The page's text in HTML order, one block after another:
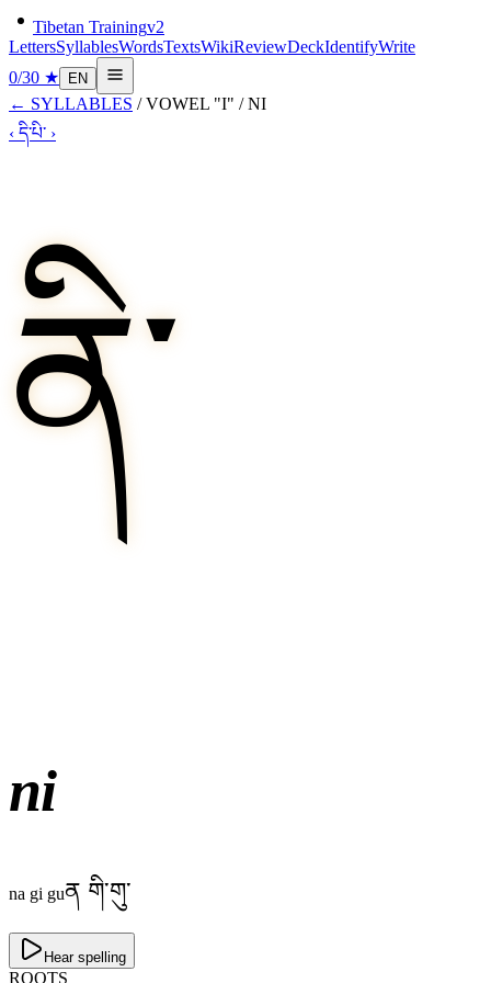
Tibetan Trainingv2
LettersSyllablesWordsTextsWikiReviewDeckIdentifyWrite
0/30 ★ EN
← SYLLABLES / VOWEL "I" / NI
‹ དི་པི་ ›
ནི་
ni
na gi guན གི་གུ་
Hear spelling
ROOTS